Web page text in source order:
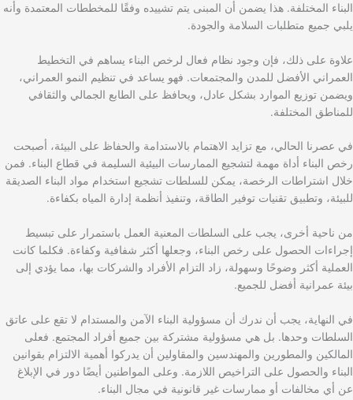
البناء المختلفة. هذا يضمن أن المبنى يتم تشييده وفقًا للمخططات المعتمدة وأنه
يلبي جميع متطلبات السلامة والجودة.
علاوة على ذلك، فإن وجود نظام فعال لرخص البناء يساهم في التخطيط
العمراني الأفضل للمدن والمجتمعات. فهو يساعد في تنظيم النمو العمراني،
ويضمن توزيع الموارد بشكل عادل، ويحافظ على الطابع الجمالي والثقافي
للمناطق المختلفة.
في عصرنا الحالي، مع تزايد الاهتمام بالاستدامة والحفاظ على البيئة، أصبحت
رخص البناء أداة مهمة لتشجيع الممارسات البيئية السليمة في قطاع البناء. فمن
خلال اشتراطات الرخصة، يمكن للسلطات تشجيع استخدام مواد البناء الصديقة
للبيئة، وتطبيق تقنيات توفير الطاقة، وتنفيذ أنظمة إدارة المياه بكفاءة.
من ناحية أخرى، يجب على السلطات المعنية العمل باستمرار على تبسيط
إجراءات الحصول على رخص البناء، وجعلها أكثر شفافية وكفاءة. فكلما كانت
العملية أكثر وضوحًا وسهولة، زاد التزام الأفراد والشركات بها، مما يؤدي إلى
بيئة عمرانية أفضل للجميع.
في النهاية، يجب أن ندرك أن مسؤولية البناء الآمن والمستدام لا تقع على عاتق
السلطات وحدها. بل هي مسؤولية مشتركة بين جميع أفراد المجتمع. فعلى
المالكين والمطورين والمهندسين والمقاولين أن يدركوا أهمية الالتزام بقوانين
البناء والحصول على التراخيص اللازمة. وعلى المواطنين أيضًا دور في الإبلاغ
عن أي مخالفات أو ممارسات غير قانونية في مجال البناء.